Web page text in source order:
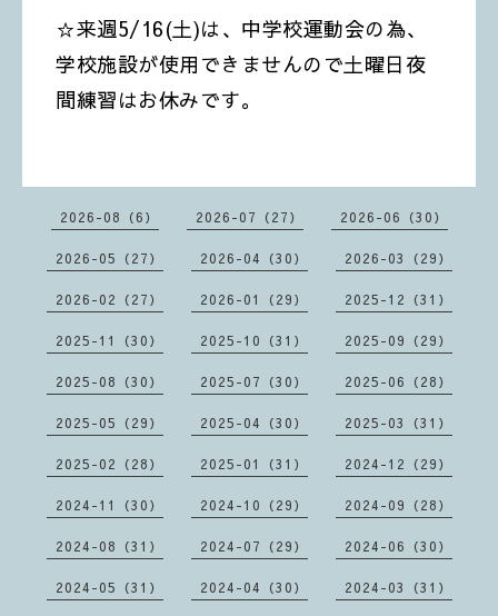
☆来週5/16(土)は、中学校運動会の為、
学校施設が使用できませんので土曜日夜
間練習はお休みです。
2026-08（6） 2026-07（27） 2026-06（30）
2026-05（27） 2026-04（30） 2026-03（29）
2026-02（27） 2026-01（29） 2025-12（31）
2025-11（30） 2025-10（31） 2025-09（29）
2025-08（30） 2025-07（30） 2025-06（28）
2025-05（29） 2025-04（30） 2025-03（31）
2025-02（28） 2025-01（31） 2024-12（29）
2024-11（30） 2024-10（29） 2024-09（28）
2024-08（31） 2024-07（29） 2024-06（30）
2024-05（31） 2024-04（30） 2024-03（31）